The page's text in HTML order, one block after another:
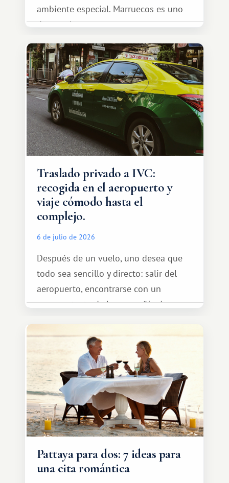
ambiente especial. Marruecos es uno
de esos lugares.
Traslado privado a IVC:
recogida en el aeropuerto y
viaje cómodo hasta el
complejo.
6 de julio de 2026
Después de un vuelo, uno desea que
todo sea sencillo y directo: salir del
aeropuerto, encontrarse con un
representante de la compañía de
tranquilamente hasta el complejo
turístico.
Pattaya para dos: 7 ideas para
una cita romántica